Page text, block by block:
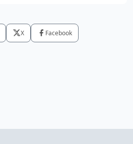
X Facebook